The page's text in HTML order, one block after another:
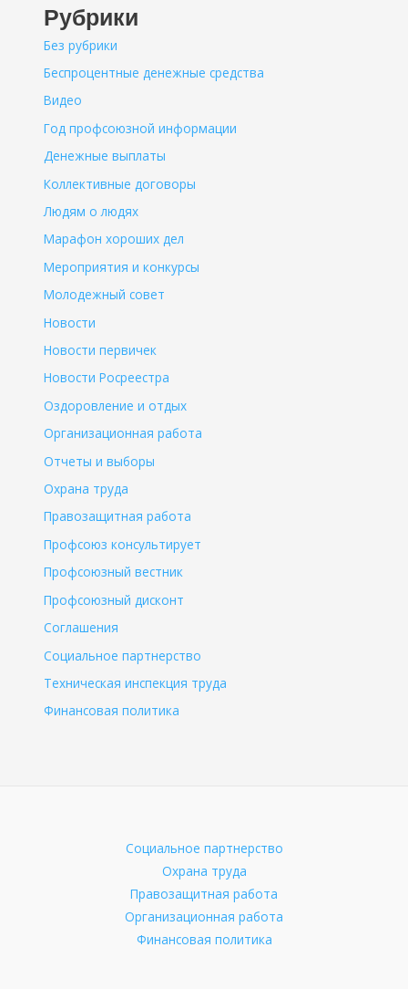
Рубрики
Без рубрики
Беспроцентные денежные средства
Видео
Год профсоюзной информации
Денежные выплаты
Коллективные договоры
Людям о людях
Марафон хороших дел
Мероприятия и конкурсы
Молодежный совет
Новости
Новости первичек
Новости Росреестра
Оздоровление и отдых
Организационная работа
Отчеты и выборы
Охрана труда
Правозащитная работа
Профсоюз консультирует
Профсоюзный вестник
Профсоюзный дисконт
Соглашения
Социальное партнерство
Техническая инспекция труда
Финансовая политика
Социальное партнерство
Охрана труда
Правозащитная работа
Организационная работа
Финансовая политика